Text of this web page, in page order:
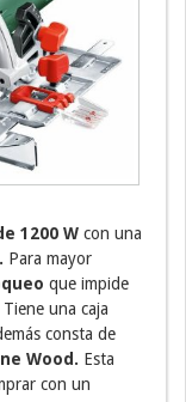
1200 W con una
Para mayor
que impide
una caja
consta de
Wood. Esta
con un